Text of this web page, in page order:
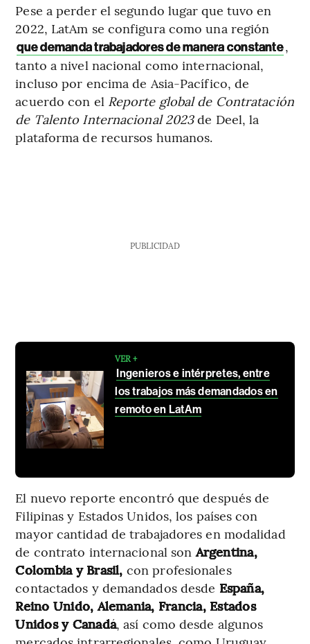
Pese a perder el segundo lugar que tuvo en
2022, LatAm se configura como una región
que demanda trabajadores de manera constante,
tanto a nivel nacional como internacional,
incluso por encima de Asia-Pacífico, de
acuerdo con el Reporte global de Contratación
de Talento Internacional 2023de Deel, la
plataforma de recursos humanos.
PUBLICIDAD
VER +
Ingenieros e intérpretes, entre
los trabajos más demandados en
remoto en LatAm
El nuevo reporte encontró que después de
Filipinas y Estados Unidos, los países con
mayor cantidad de trabajadores en modalidad
de contrato internacional son Argentina,
Colombia y Brasil, con profesionales
contactados y demandados desde España,
Reino Unido, Alemania, Francia, Estados
Unidos y Canadá, así como desde algunos